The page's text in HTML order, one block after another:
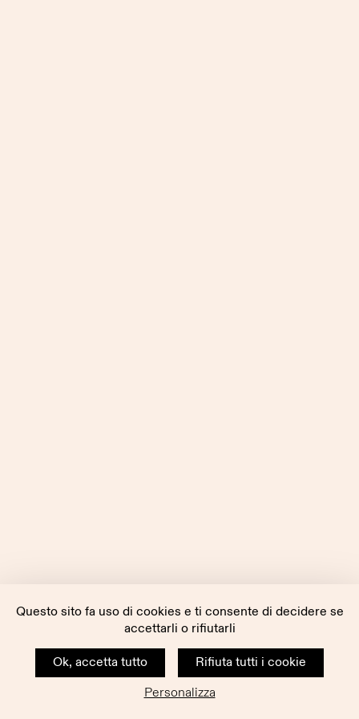
Questo sito fa uso di cookies e ti consente di decidere se
accettarli o rifiutarli
Ok, accetta tutto
Rifiuta tutti i cookie
Personalizza